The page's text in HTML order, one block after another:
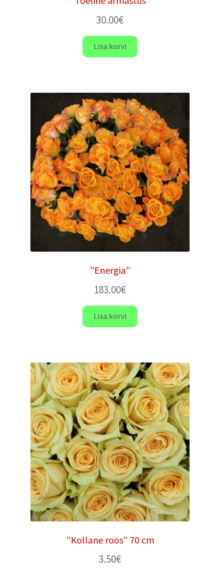
30.00€
Lisa korvi
”Energia”
183.00€
Lisa korvi
”Kollane roos” 70 cm
3.50€